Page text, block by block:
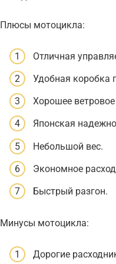
Плюсы мотоцикла:
Отличная
Удобная коробка
Хорошее ветровое
Японская
Небольшой вес.
Экономное
Быстрый разгон.
Минусы мотоцикла:
Дорогие